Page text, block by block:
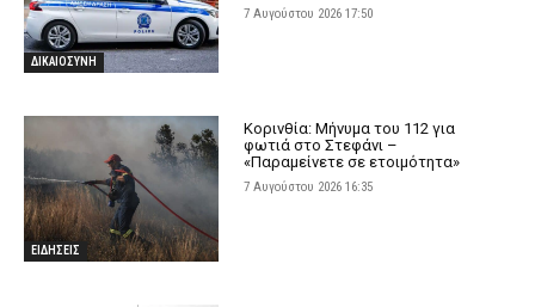
ΔΙΚΑΙΟΣΥΝΗ
7 Αυγούστου 2026 17:50
ΕΙΔΗΣΕΙΣ
Κορινθία: Μήνυμα του 112 για
φωτιά στο Στεφάνι –
«Παραμείνετε σε ετοιμότητα»
7 Αυγούστου 2026 16:35